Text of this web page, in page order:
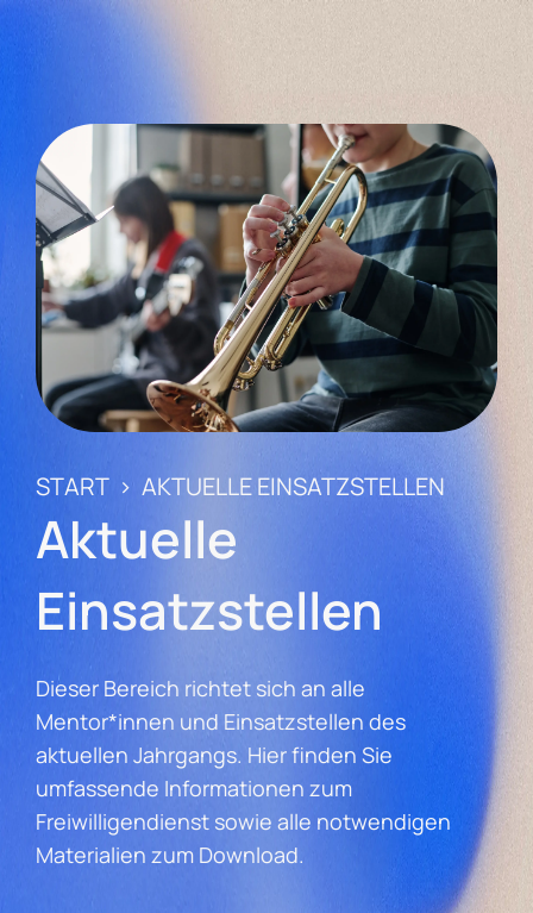
START> AKTUELLE EINSATZSTELLEN
Aktuelle
Einsatzstellen
Dieser Bereich richtet sich an alle
Mentor*innen und Einsatzstellen des
aktuellen Jahrgangs. Hier finden Sie
umfassende Informationen zum
Freiwilligendienst sowie alle notwendigen
Materialien zum Download.